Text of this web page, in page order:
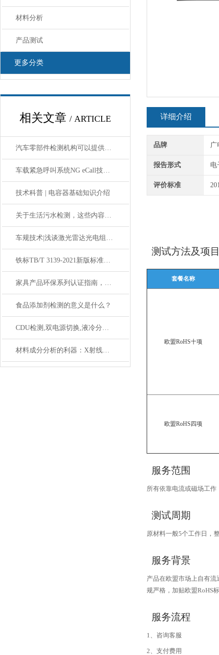
材料分析
产品测试
更多分类
相关文章 / ARTICLE
汽车零部件检测机构可以提供哪些测试服务？
车载紧急呼叫系统NG eCall技术原理与测试要求
技术科普 | 电容器基础知识介绍
关于生活污水检测，这些内容你一定要知道！
车规技术|浅谈激光雷达光电组件的车规可靠性认证
铁标TB/T 3139-2021新版标准解读
家具产品环保系列认证指南，告别家居”隐形污染”
食品添加剂检测的意义是什么？
CDU检测,双电源切换,液冷分配单元冗余备份
材料成分分析的利器：X射线能谱（EDS）技术原理解析
详细介绍
品牌 广
报告形式 电
评价标准
测试方法及项
套餐名称
欧盟RoHS十项
欧盟RoHS四项
服务范围
所有依靠电流或磁场工
测试周期
原材料一般5个工作日，
服务背景
产品在欧盟市场上自有
规严格，加贴欧盟RoHS
服务流程
1、咨询客服
2、支付费用